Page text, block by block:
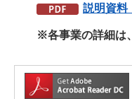
説明資料
※各事業の詳細は